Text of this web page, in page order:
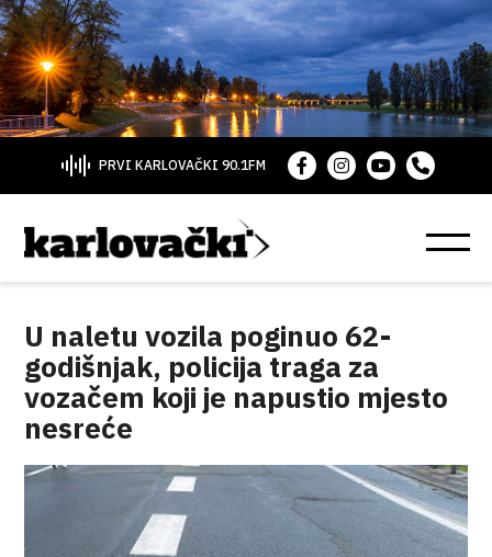
PRVI KARLOVAČKI 90.1FM
U naletu vozila poginuo 62-
godišnjak, policija traga za
vozačem koji je napustio mjesto
nesreće